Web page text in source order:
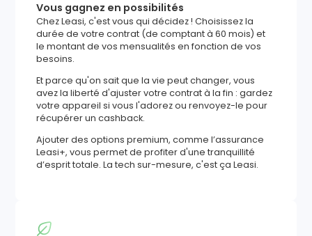
Vous gagnez en possibilités
Chez Leasi, c'est vous qui décidez ! Choisissez la
durée de votre contrat (de comptant à 60 mois) et
le montant de vos mensualités en fonction de vos
besoins.
Et parce qu'on sait que la vie peut changer, vous
avez la liberté d'ajuster votre contrat à la fin : gardez
votre appareil si vous l'adorez ou renvoyez-le pour
récupérer un cashback.
Ajouter des options premium, comme l’assurance
Leasi+, vous permet de profiter d'une tranquillité
d’esprit totale. La tech sur-mesure, c'est ça Leasi.